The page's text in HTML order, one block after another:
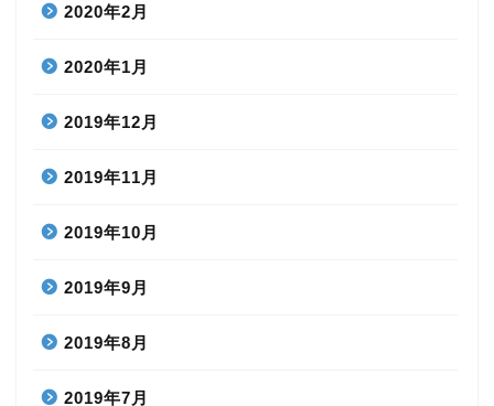
2020年2月
2020年1月
2019年12月
2019年11月
2019年10月
2019年9月
2019年8月
2019年7月